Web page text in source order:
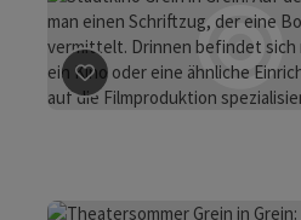
Beitrag merken: